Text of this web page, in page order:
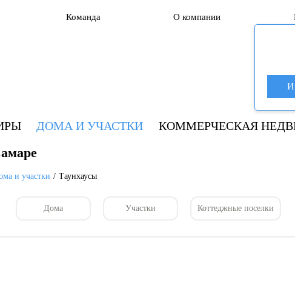
Команда О компании
ДОМА И УЧАСТКИ КОММЕРЧЕСКАЯ
и участки Таунхаусы
Дома Участки Коттеджные поселки